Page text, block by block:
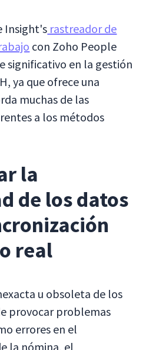
Insight's rastreador de
con Zoho People
significativo en la gestión
ya que ofrece una
muchas de las
a los métodos
la
de los datos
real
u obsoleta de los
provocar problemas
errores en el
la nómina, el